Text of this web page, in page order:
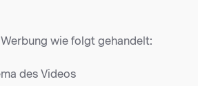
wie folgt gehandelt:
des Videos